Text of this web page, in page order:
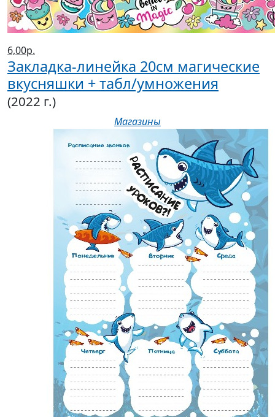
6,00р.
Закладка-линейка 20см магические
вкусняшки + табл/умножения
(2022 г.)
Магазины